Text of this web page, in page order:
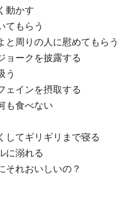
動かす
てもらう
と周りの人に慰めてもらう
ョークを披露する
う
ェインを摂取する
も食べない
してギリギリまで寝る
に溺れる
それおいしいの？